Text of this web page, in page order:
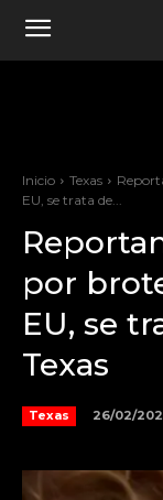
Inicio Texas
EU, se trata de...
por
EU, se
Texas
Texas 26/02/